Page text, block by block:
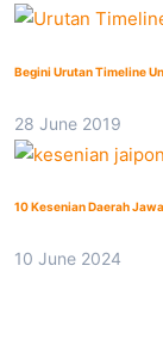
Begini Urutan Timeline
28 June 2019
10 Kesenian Daerah
10 June 2024